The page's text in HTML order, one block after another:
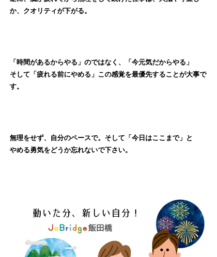
か、クオリティが下がる。
「時間があるからやる」のではなく、「今元気だからやる」
そして「疲れる前にやめる」この感覚を最優先することが大事で
す。
無理をせず、自分のペースで。そして「今日はここまで」と
やめる勇気をどうか忘れないで下さい。